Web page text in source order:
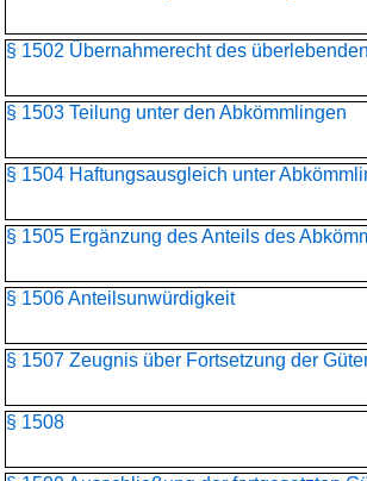
§ 1502 Übernahmerecht des
§ 1503 Teilung unter den Abkömmlingen
§ 1504 Haftungsausgleich unter
§ 1505 Ergänzung des Anteils des
§ 1506 Anteilsunwürdigkeit
§ 1507 Zeugnis über Fortsetzung der
§ 1508